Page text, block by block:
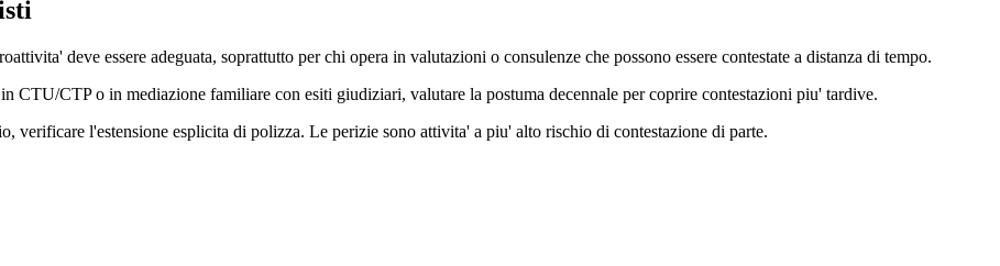
deve essere adeguata, soprattutto per chi opera in valutazioni o consulenze che possono essere contestate a distanza di tempo.
CTU/CTP o in mediazione familiare con esiti giudiziari, valutare la postuma decennale per coprire contestazioni piu' tardive.
verificare l'estensione esplicita di polizza. Le perizie sono attivita' a piu' alto rischio di contestazione di parte.